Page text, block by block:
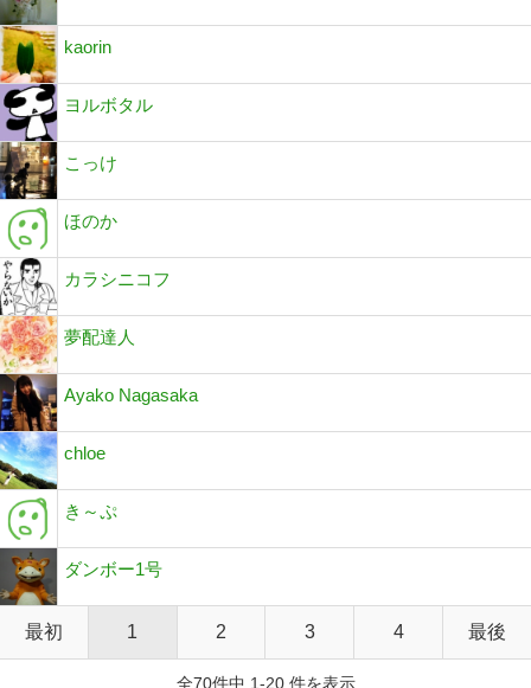
kaorin
ヨルボタル
こっけ
ほのか
カラシニコフ
夢配達人
Ayako Nagasaka
chloe
き～ぷ
ダンボー1号
最初 1 2 3 4 最後
全70件中 1-20 件を表示